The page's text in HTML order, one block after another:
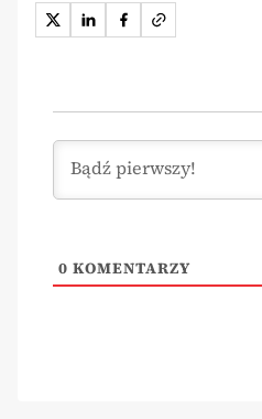
0 KOMENTARZY